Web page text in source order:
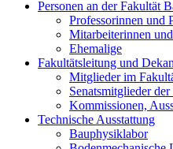
Personen an der Fakultät
Professorinnen und
Mitarbeiterinnen
Ehemalige
Fakultätsleitung und
Mitglieder im
Senatsmitglieder
Kommissionen,
Technische Ausstattung
Bauphysiklabor